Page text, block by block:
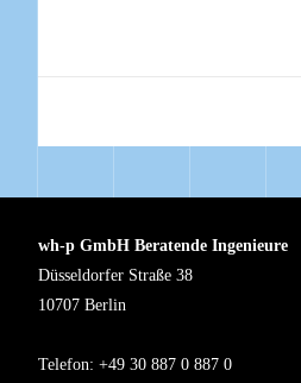
wh-p GmbH Beratende Ingenieure
Düsseldorfer Straße 38
10707 Berlin
Telefon: +49 30 887 0 887 0